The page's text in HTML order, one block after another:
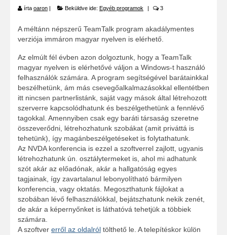
Blog
EOCast
írta oaron | Beküldve ide: Egyéb programok | 3
A méltánn népszerű TeamTalk program akadálymentes
verziója immáron magyar nyelven is elérhető.
Az elmúlt fél évben azon dolgoztunk, hogy a TeamTalk
magyar nyelven is elérhetővé váljon a Windows-t használó
felhasználók számára. A program segítségével barátainkkal
beszélhetünk, ám más csevegőalkalmazásokkal ellentétben
itt nincsen partnerlistánk, saját vagy mások által létrehozott
szerverre kapcsolódhatunk és beszélgethetünk a fennlévő
tagokkal. Amennyiben csak egy baráti társaság szeretne
összeverődni, létrehozhatunk szobákat (amit priváttá is
tehetünk), így magánbeszélgetéseket is folytathatunk.
Az NVDA konferencia is ezzel a szoftverrel zajlott, ugyanis
létrehozhatunk ún. osztálytermeket is, ahol mi adhatunk
szót akár az előadónak, akár a hallgatóság egyes
tagjainak, így zavartalanul lebonyolítható bármilyen
konferencia, vagy oktatás. Megoszthatunk fájlokat a
szobában lévő felhasználókkal, bejátszhatunk nekik zenét,
de akár a képernyőnket is láthatóvá tehetjük a többiek
számára.
A szoftver erről az oldalról tölthető le. A telepítéskor külön